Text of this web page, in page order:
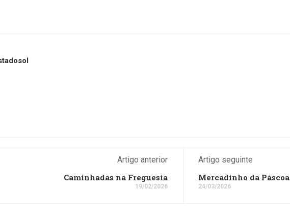
Artigo anterior
Caminhadas na Freguesia
19/02/2026
Artigo seguinte
Mercadinho da Páscoa
24/03/2026